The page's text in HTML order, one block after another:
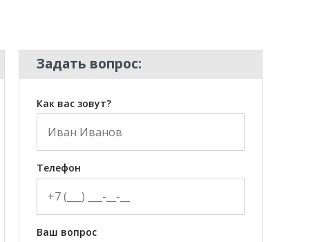
Задать вопрос:
Как вас зовут?
Телефон
Ваш вопрос